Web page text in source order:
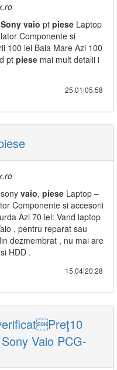
Sony vaio pt piese Laptop
Componente si
100 lei Baia Mare Azi 100
pt piese mai mult detalii i
25.01|05:58
vaio, piese Laptop –
Componente si accesorii
Azi 70 lei: Vand laptop
, pentru reparat sau
dezmembrat , nu mai are
HDD .
15.04|20:28
Vaio PCG-